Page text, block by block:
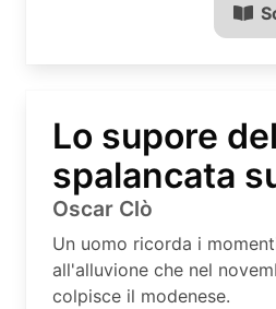
Lo supore
spalancata
Oscar Clò
Un uomo ricorda i
all'alluvione che nel
colpisce il modenese.